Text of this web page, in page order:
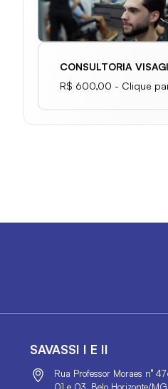
CONSULTORIA
R$ 600,00 - Clique
SAVASSI I E II
Rua Professor Moraes n°